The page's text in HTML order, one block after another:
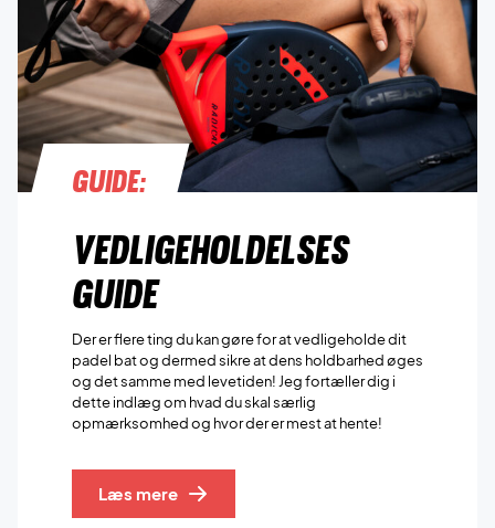
Guide:
Vedligeholdelses
guide
Der er flere ting du kan gøre for at vedligeholde dit
padel bat og dermed sikre at dens holdbarhed øges
og det samme med levetiden! Jeg fortæller dig i
dette indlæg om hvad du skal særlig
opmærksomhed og hvor der er mest at hente!
Læs mere